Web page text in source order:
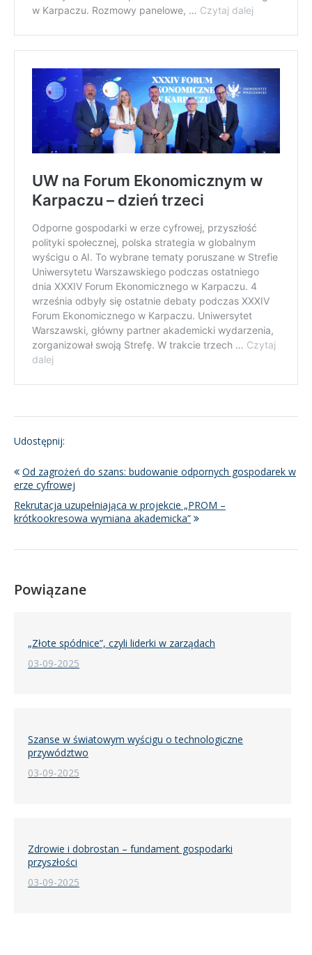
Udostępnij:
Od zagrożeń do szans: budowanie odpornych gospodarek w
erze cyfrowej
Rekrutacja uzupełniająca w projekcie „PROM –
krótkookresowa wymiana akademicka”
Powiązane
„Złote spódnice”, czyli liderki w zarządach
03-09-2025
Szanse w światowym wyścigu o technologiczne
przywództwo
03-09-2025
Zdrowie i dobrostan – fundament gospodarki
przyszłości
03-09-2025